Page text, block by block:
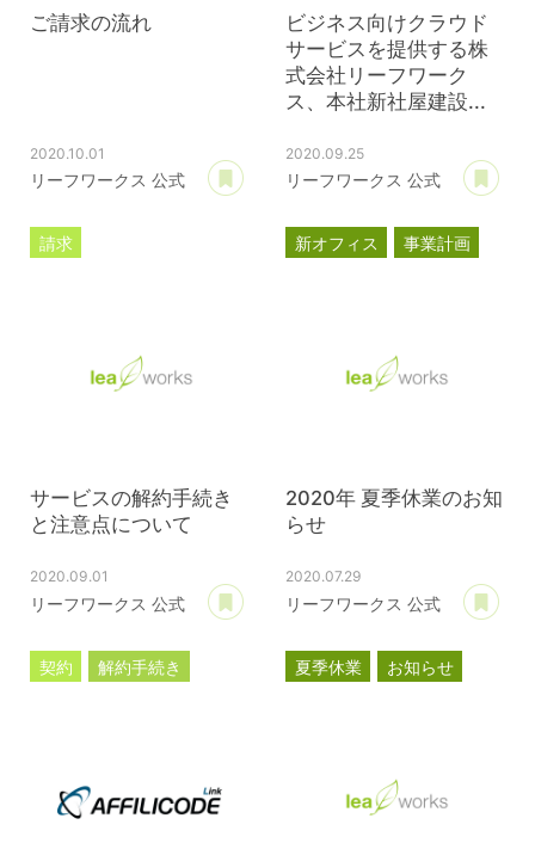
ご請求の流れ
2020.10.01
リーフワークス 公式
あとで読む
請求
ビジネス向けクラウド
サービスを提供する株
式会社リーフワーク
ス、本社新社屋建設...
2020.09.25
リーフワークス 公式
新オフィス
事業計画
サービスの解約手続き
と注意点について
2020.09.01
リーフワークス 公式
あとで読む
契約
解約手続き
2020年 夏季休業のお知
らせ
2020.07.29
リーフワークス 公式
夏季休業 お知らせ